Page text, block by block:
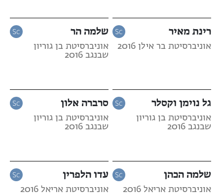
רינת מאיר
אוניברסיטת בר אילן 2016
שלמה הר
אוניברסיטת בן גוריון
שבנגב 2016
גל נוימן וקסלר
אוניברסיטת בן גוריון
שבנגב 2016
סרברה אלון
אוניברסיטת בן גוריון
שבנגב 2016
שלמה הכהן
אוניברסיטת אריאל 2016
עדו הלפרין
אוניברסיטת אריאל 2016